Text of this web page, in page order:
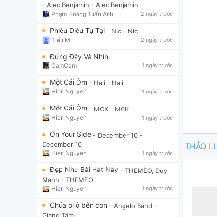
- Alec Benjamin - Alec Benjamin
Phạm Hoàng Tuấn Anh 2 ngày trước
Phiêu Diêu Tự Tại - Nic - Nic
Tiểu Mi 2 ngày trước
Đứng Đây Và Nhìn
CamCam 1 ngày trước
Một Cái Ôm - Hali - Hali
Hien Nguyen 1 ngày trước
Một Cái Ôm - MCK - MCK
Hien Nguyen 1 ngày trước
On Your Side - December 10 -
December 10
Hien Nguyen 1 ngày trước
Đẹp Như Bài Hát Này - THEMÈO, Duy
Mạnh - THEMÈO
Hien Nguyen 1 ngày trước
Chúa ơi ở bên con - Angelo Band -
Giang Tâm
THẢO